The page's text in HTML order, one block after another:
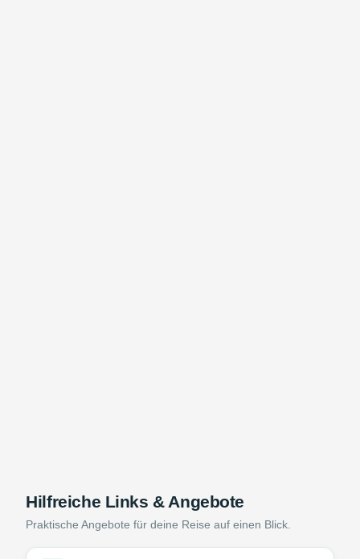
Hilfreiche Links & Angebote
Praktische Angebote für deine Reise auf einen Blick.